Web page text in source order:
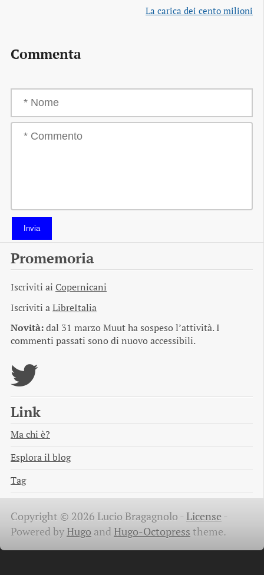
La carica dei cento milioni
Commenta
Invia
Promemoria
Iscriviti ai Copernicani
Iscriviti aLibreItalia
Novità:dal 31 marzo Muut ha sospeso l’attività. I
commenti passati sono di nuovo accessibili.
Link
Ma chi è?
Esplora il blog
Tag
Copyright © 2026 Lucio Bragagnolo -License -
Powered byHugo and Hugo-Octopress theme.